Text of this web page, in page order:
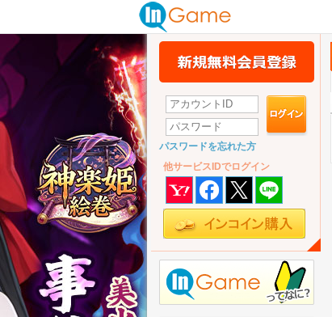
パスワードを忘れた方
他サービスIDでログイン